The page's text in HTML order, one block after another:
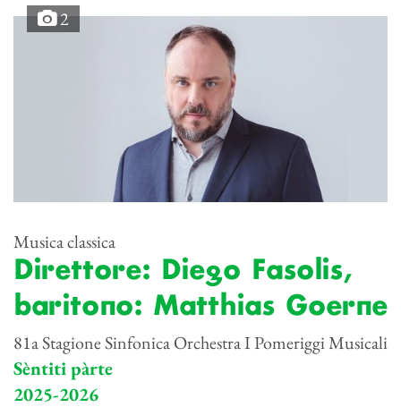
2
Musica classica
Direttore: Diego Fasolis,
baritono: Matthias Goerne
81a Stagione Sinfonica Orchestra I Pomeriggi Musicali
Sèntiti pàrte
2025-2026